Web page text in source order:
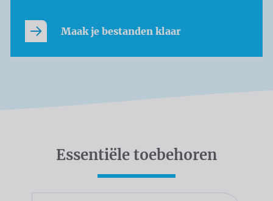
Maak je bestanden klaar
Essentiële toebehoren